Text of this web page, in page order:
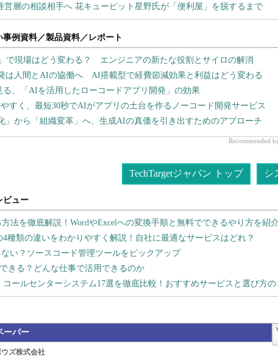
例資料／製品資料／レポート
で現場はどう変わる？ エンジニアの新たな役割とサイロの解消
は人間とAIの協働へ AI搭載型で経費節減効果と利益はどう変わる
る、「AIを活用したローコードアプリ開発」の効果
すく、最短30秒でAIがアプリの土台を作るノーコード開発サービス
」から「組織変革」へ、生成AIの真価を引き出すためのアプローチ
Recommended
TechTargetジャパン トップ シ
法を徹底解説！WordやExcelへの変換手順と無料でできるやり方を紹介
4種類の違いをわかりやすく解説！自社に最適なサービスはどれ？
い？ソースコード管理ツールをピックアップ
きる？どんな仕事で活用できるのか
コールセンターシステム17選を徹底比較！おすすめサービスと選び方
ーパー
ズ株式会社